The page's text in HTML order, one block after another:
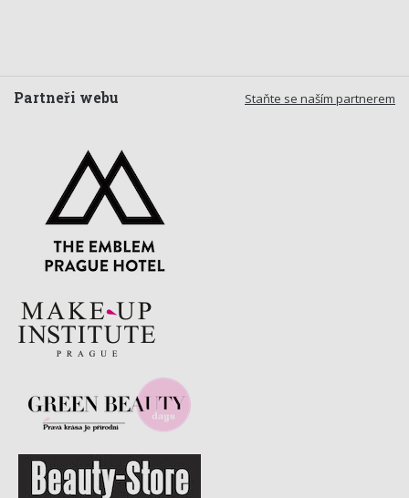
Staňte se naším partnerem
Partneři webu